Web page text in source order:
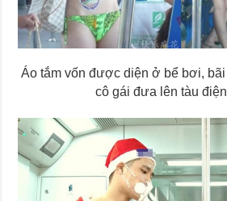
Áo tắm vốn được diện ở bể bơi,
cô gái đưa lên tàu